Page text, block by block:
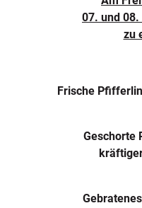
07. und
zu
Frische
Geschorte